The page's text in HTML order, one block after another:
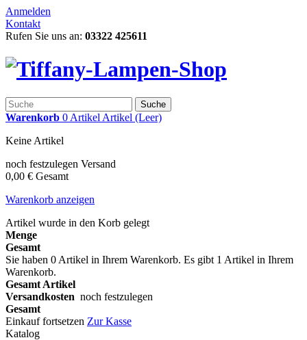
Anmelden
Kontakt
Rufen Sie uns an: 03322 425611
Suche
Warenkorb 0 Artikel Artikel (Leer)
Keine Artikel
noch festzulegen Versand
0,00 € Gesamt
Warenkorb anzeigen
Artikel wurde in den Korb gelegt
Menge
Gesamt
Sie haben 0 Artikel in Ihrem Warenkorb. Es gibt 1 Artikel in Ihrem
Warenkorb.
Gesamt Artikel
Versandkosten noch festzulegen
Gesamt
Einkauf fortsetzen Zur Kasse
Katalog